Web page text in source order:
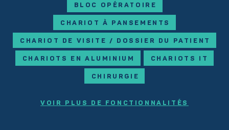
BLOC OPÉRATOIRE
CHARIOT À PANSEMENTS
CHARIOT DE VISITE / DOSSIER DU PATIENT
CHARIOTS EN ALUMINIUM CHARIOTS IT
CHIRURGIE
VOIR PLUS DE FONCTIONNALITÉS